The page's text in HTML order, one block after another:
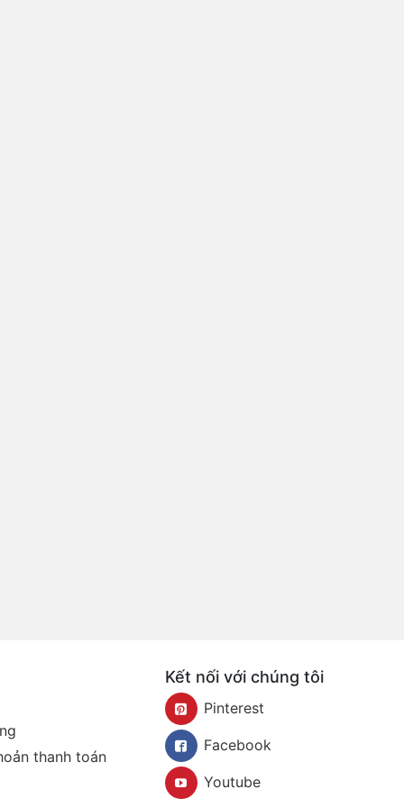
thanh toán
Kết nối với chúng tôi
Pinterest
Facebook
Youtube